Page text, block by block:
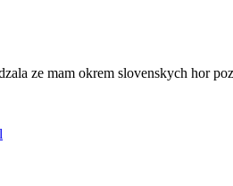
ze mam okrem slovenskych hor